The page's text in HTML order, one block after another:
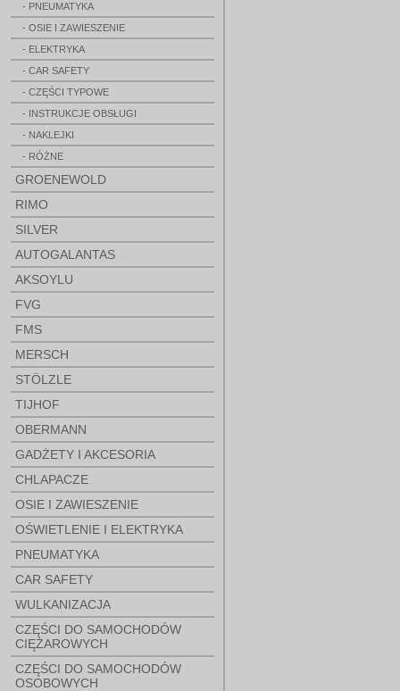
- PNEUMATYKA
- OSIE I ZAWIESZENIE
- ELEKTRYKA
- CAR SAFETY
- CZĘŚCI TYPOWE
- INSTRUKCJE OBSŁUGI
- NAKLEJKI
- RÓŻNE
GROENEWOLD
RIMO
SILVER
AUTOGALANTAS
AKSOYLU
FVG
FMS
MERSCH
STÖLZLE
TIJHOF
OBERMANN
GADŻETY I AKCESORIA
CHLAPACZE
OSIE I ZAWIESZENIE
OŚWIETLENIE I ELEKTRYKA
PNEUMATYKA
CAR SAFETY
WULKANIZACJA
CZĘŚCI DO SAMOCHODÓW
CIĘŻAROWYCH
CZĘŚCI DO SAMOCHODÓW
OSOBOWYCH